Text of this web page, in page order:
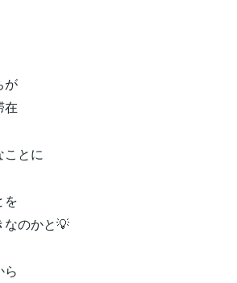
が
在
ことに
を
なのかと💡
ら